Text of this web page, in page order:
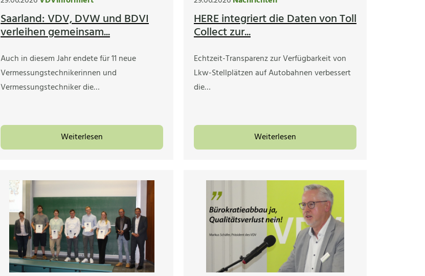
Saarland: VDV, DVW und BDVI
verleihen gemeinsam...
Auch in diesem Jahr endete für 11 neue
Vermessungstechnikerinnen und
Vermessungstechniker die…
Weiterlesen
HERE integriert die Daten von Toll
Collect zur...
Echtzeit-Transparenz zur Verfügbarkeit von
Lkw-Stellplätzen auf Autobahnen verbessert
die…
Weiterlesen